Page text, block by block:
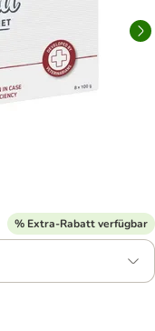
% Extra-Rabatt verfügbar